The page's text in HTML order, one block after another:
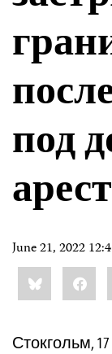
под
June 21, 2022
Share
this:Bluesky
Стокгольм,